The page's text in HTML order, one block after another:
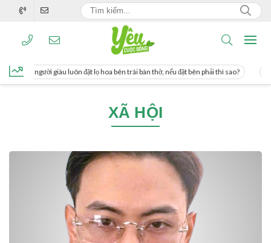
người giàu luôn đặt lọ hoa bên trái bàn thờ, nếu đặt bên phải thì sao?
XÃ HỘI